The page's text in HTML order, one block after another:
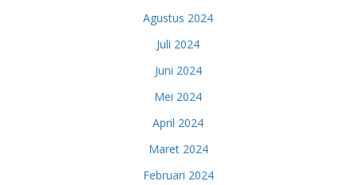
Agustus 2024
Juli 2024
Juni 2024
Mei 2024
April 2024
Maret 2024
Februari 2024